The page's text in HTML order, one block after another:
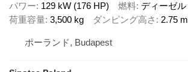
パワー 129 kW (176 HP) 燃料 ディーゼル
荷重容量 3,500 kg ダンピング高さ 2.75 m
ポーランド, Budapest